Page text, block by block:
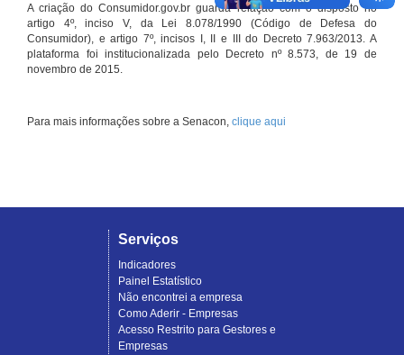
A criação do Consumidor.gov.br guarda relação com o disposto no
artigo 4º, inciso V, da Lei 8.078/1990 (Código de Defesa do
Consumidor), e artigo 7º, incisos I, II e III do Decreto 7.963/2013. A
plataforma foi institucionalizada pelo Decreto nº 8.573, de 19 de
novembro de 2015.
Para mais informações sobre a Senacon, clique aqui
Serviços
Indicadores
Painel Estatístico
Não encontrei a empresa
Como Aderir - Empresas
Acesso Restrito para Gestores e
Empresas